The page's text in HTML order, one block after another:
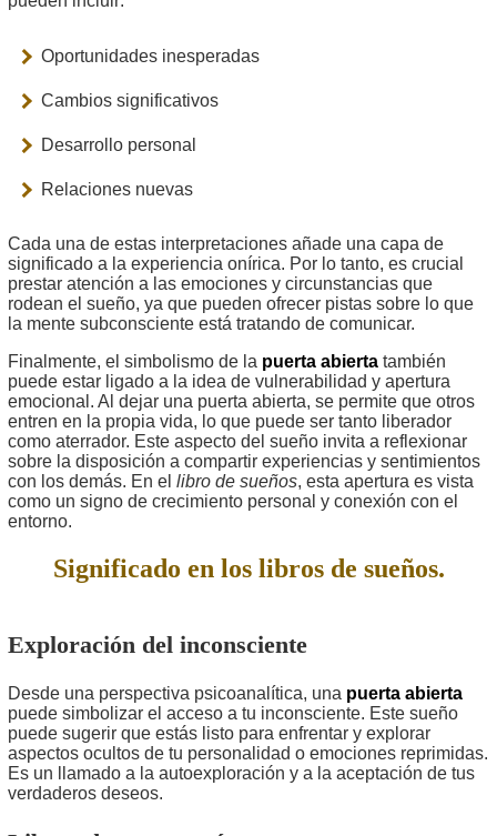
Oportunidades inesperadas
Cambios significativos
Desarrollo personal
Relaciones nuevas
Cada una de estas interpretaciones añade una capa de
significado a la experiencia onírica. Por lo tanto, es crucial
prestar atención a las emociones y circunstancias que
rodean el sueño, ya que pueden ofrecer pistas sobre lo que
la mente subconsciente está tratando de comunicar.
Finalmente, el simbolismo de la puerta abierta también
puede estar ligado a la idea de vulnerabilidad y apertura
emocional. Al dejar una puerta abierta, se permite que otros
entren en la propia vida, lo que puede ser tanto liberador
como aterrador. Este aspecto del sueño invita a reflexionar
sobre la disposición a compartir experiencias y sentimientos
con los demás. En el libro de sueños, esta apertura es vista
como un signo de crecimiento personal y conexión con el
entorno.
Significado en los libros de sueños.
Exploración del inconsciente
Desde una perspectiva psicoanalítica, una puerta abierta
puede simbolizar el acceso a tu inconsciente. Este sueño
puede sugerir que estás listo para enfrentar y explorar
aspectos ocultos de tu personalidad o emociones reprimidas.
Es un llamado a la autoexploración y a la aceptación de tus
verdaderos deseos.